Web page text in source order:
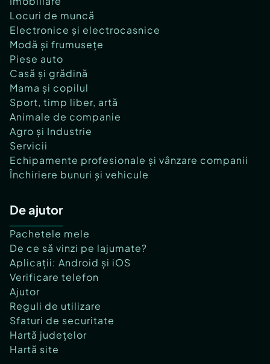
Locuri de muncă
Electronice și electrocasnice
Modă și frumusețe
Piese auto
Casă și grădină
Mama și copilul
Sport, timp liber, artă
Animale de companie
Agro și Industrie
Servicii
Echipamente profesionale și vânzare companii
Închiriere bunuri și vehicule
De ajutor
Pachetele mele
De ce să vinzi pe lajumate?
Aplicații: Android și iOS
Verificare telefon
Ajutor
Reguli de utilizare
Sfaturi de securitate
Hartă județelor
Hartă site